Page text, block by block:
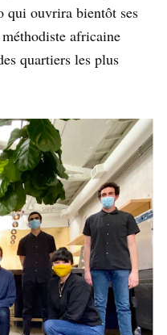
qui ouvrira bientôt ses
africaine
quartiers les plus